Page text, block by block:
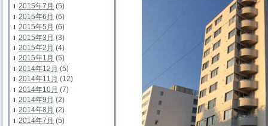
2015年7月 (5)
2015年6月 (6)
2015年5月 (6)
2015年3月 (3)
2015年2月 (4)
2015年1月 (5)
2014年12月 (5)
2014年11月 (12)
2014年10月 (7)
2014年9月 (2)
2014年8月 (2)
2014年7月 (5)